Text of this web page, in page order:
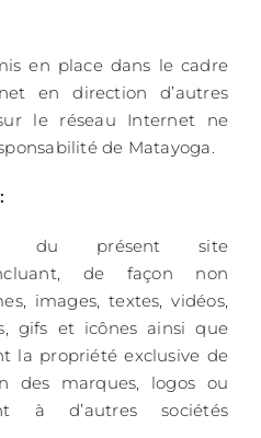
en place dans le cadre
en direction d’autres
le réseau Internet ne
de Matayoga.
du présent site
de façon non
images, textes, vidéos,
gifs et icônes ainsi que
la propriété exclusive de
des marques, logos ou
à d’autres sociétés